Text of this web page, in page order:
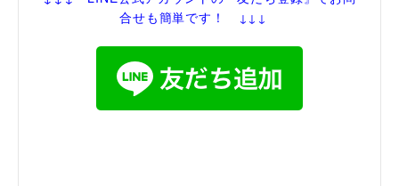
合せも簡単です！
↓↓↓